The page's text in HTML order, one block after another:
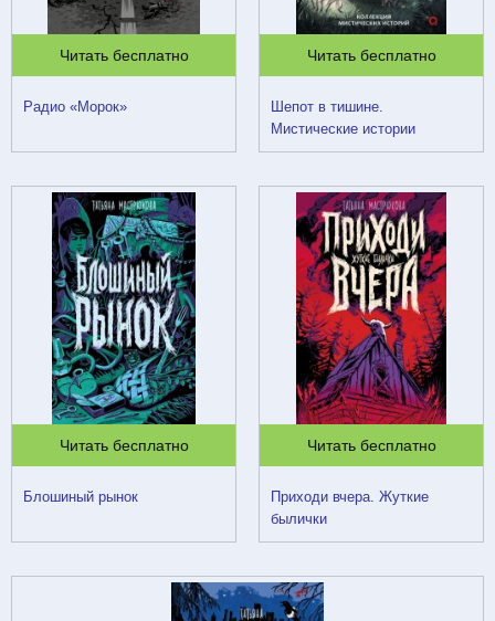
Читать бесплатно
Радио «Морок»
Читать бесплатно
Шепот в тишине.
Мистические истории
Читать бесплатно
Блошиный рынок
Читать бесплатно
Приходи вчера. Жуткие
былички